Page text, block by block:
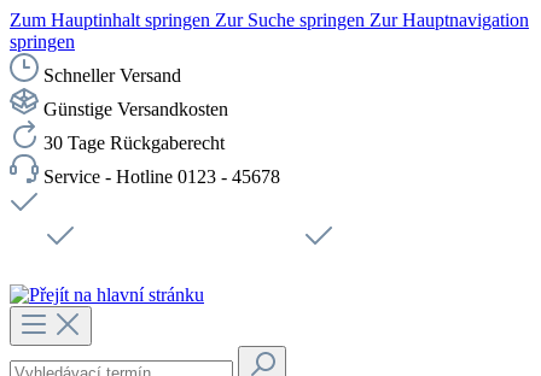
Zum Hauptinhalt springen Zur Suche springen Zur Hauptnavigation
springen
Schneller Versand
Günstige Versandkosten
30 Tage Rückgaberecht
Service - Hotline 0123 - 45678